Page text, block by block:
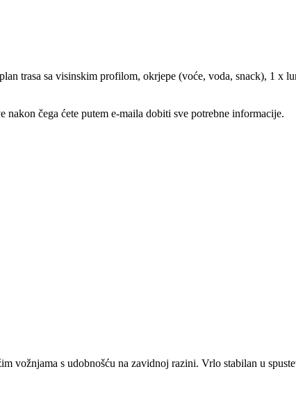
trasa sa visinskim profilom, okrjepe (voće, voda, snack), 1 x
čega ćete putem e-maila dobiti sve potrebne informacije.
s udobnošću na zavidnoj razini. Vrlo stabilan u